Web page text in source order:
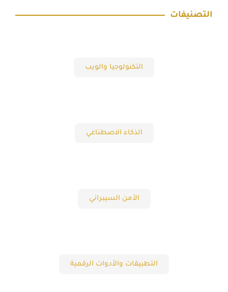
التصنيفات
التكنولوجيا والويب
الذكاء الاصطناعي
الأمن السيبراني
التطبيقات والأدوات الرقمية